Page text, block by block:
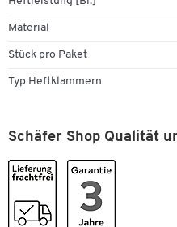
Material
Stück pro Paket
Typ Heftklammern
Schäfer Shop Qualität
Zum